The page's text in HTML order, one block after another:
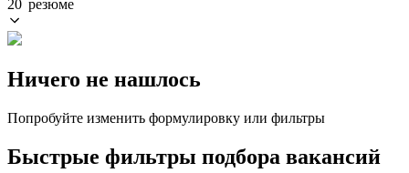
20 резюме
Ничего не нашлось
Попробуйте изменить формулировку или фильтры
Быстрые фильтры подбора вакансий